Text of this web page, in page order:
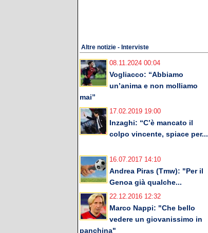
Altre notizie - Interviste
08.11.2024 00:04
Vogliacco: “Abbiamo
un’anima e non molliamo
mai”
17.02.2019 19:00
Inzaghi: “C’è mancato il
colpo vincente, spiace per...
16.07.2017 14:10
Andrea Piras (Tmw): "Per il
Genoa già qualche...
22.12.2016 12:32
Marco Nappi: "Che bello
vedere un giovanissimo in
panchina"